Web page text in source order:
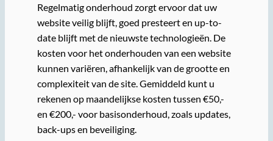
Regelmatig onderhoud zorgt ervoor dat uw
website veilig blijft, goed presteert en up-to-
date blijft met de nieuwste technologieën. De
kosten voor het onderhouden van een website
kunnen variëren, afhankelijk van de grootte en
complexiteit van de site. Gemiddeld kunt u
rekenen op maandelijkse kosten tussen €50,-
en €200,- voor basisonderhoud, zoals updates,
back-ups en beveiliging.